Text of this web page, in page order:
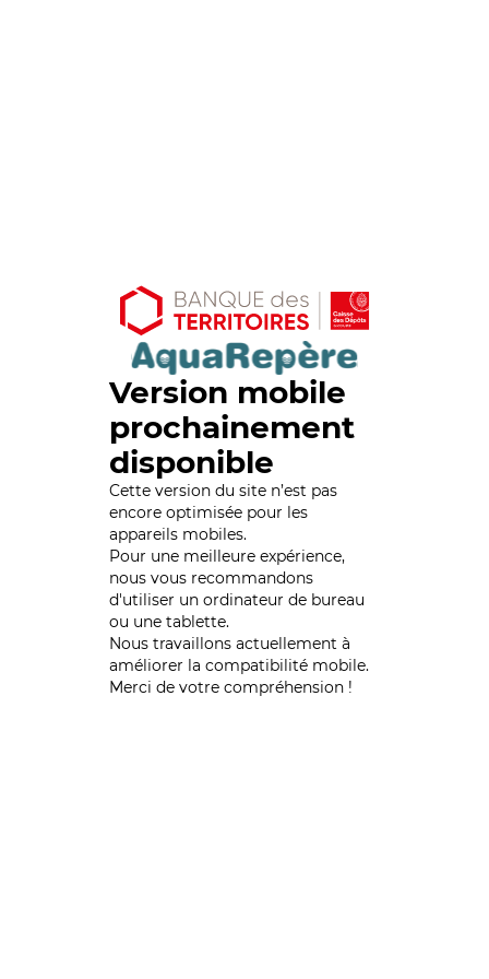
Version mobile
prochainement
disponible
Cette version du site n’est pas
encore optimisée pour les
appareils mobiles.
Pour une meilleure expérience,
nous vous recommandons
d'utiliser un ordinateur de bureau
ou une tablette.
Nous travaillons actuellement à
améliorer la compatibilité mobile.
Merci de votre compréhension !